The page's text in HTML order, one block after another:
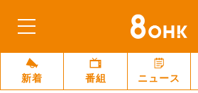
新着 番組 ニュース